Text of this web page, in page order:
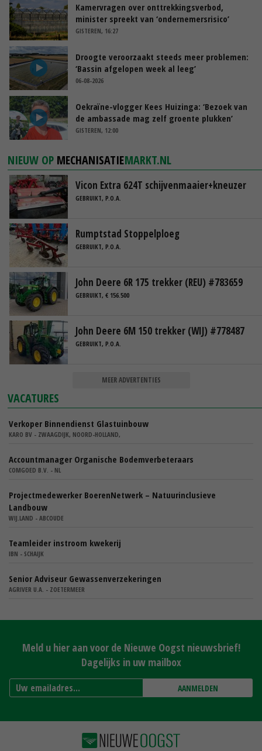
Kamervragen over onttrekkingsverbod,
minister spreekt van ‘ondernemersrisico’
GISTEREN, 16:27
Droogte veroorzaakt steeds meer problemen:
‘Bassin afgelopen week al leeg’
06-08-2026
Oekraïne-vlogger Kees Huizinga: ‘Bezoek van
de ambassade mag zelf groente plukken’
GISTEREN, 12:00
NIEUW OP MECHANISATIEMARKT.NL
Vicon Extra 624T schijvenmaaier+kneuzer
GEBRUIKT, P.O.A.
Rumptstad Stoppelploeg
GEBRUIKT, P.O.A.
John Deere 6R 175 trekker (REU) #783659
GEBRUIKT, € 156.500
John Deere 6M 150 trekker (WIJ) #778487
GEBRUIKT, P.O.A.
MEER ADVERTENTIES
VACATURES
Verkoper Binnendienst Glastuinbouw
KARO BV - ZWAAGDIJK, NOORD-HOLLAND,
Accountmanager Organische Bodemverbeteraars
COMGOED B.V. - NL
Projectmedewerker BoerenNetwerk – Natuurinclusieve
Landbouw
WIJ.LAND - ABCOUDE
Teamleider instroom kwekerij
IBN - SCHAIJK
Senior Adviseur Gewassenverzekeringen
AGRIVER U.A. - ZOETERMEER
Meld u hier aan voor de Nieuwe Oogst nieuwsbrief!
Dagelijks in uw mailbox
AANMELDEN